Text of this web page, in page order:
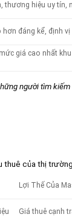
thương hiệu uy tín,
hơn đáng kể, định
giá cao nhất
người tìm
thuê của thị
Lợi Thế Của
Giá thuê cạnh